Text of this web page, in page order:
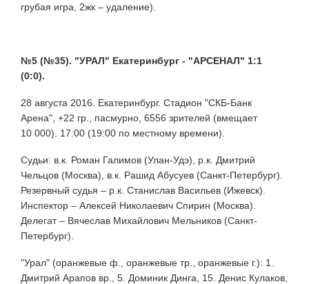
грубая игра, 2жк – удаление).
№5 (№35). "УРАЛ" Екатеринбург - "АРСЕНАЛ" 1:1
(0:0).
28 августа 2016. Екатеринбург. Стадион "СКБ-Банк
Арена", +22 гр., пасмурно, 6556 зрителей (вмещает
10 000). 17:00 (19:00 по местному времени).
Судьи: в.к. Роман Галимов (Улан-Удэ), р.к. Дмитрий
Чельцов (Москва), в.к. Рашид Абусуев (Санкт-Петербург).
Резервный судья – р.к. Станислав Васильев (Ижевск).
Инспектор – Алексей Николаевич Спирин (Москва).
Делегат – Вячеслав Михайлович Мельников (Санкт-
Петербург).
"Урал" (оранжевые ф., оранжевые тр., оранжевые г.): 1.
Дмитрий Арапов вр., 5. Доминик Динга, 15. Денис Кулаков,